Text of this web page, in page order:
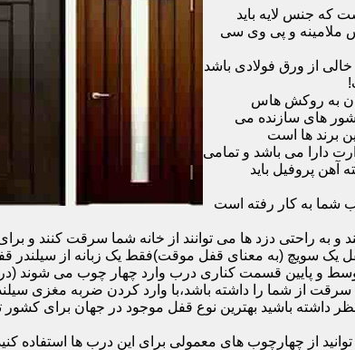
که جنس لایه باید
ملامینه و پی وی سی
از ورق فولادی باشد
به روکش هاس
کشور های سازنده می
برند ها است
دارا می باشد و تمامی
پروفیل باید
شما به کار رفته است
راحتی دزد ها می توانند از خانه شما سرقت کنند و
به این طریق کار می کند که با قفل یک سویچ (به معنای قفل موقت)فقط یک
از شما را داشته باشد،با وارد کردن ضربه مغزی
نظر داشته باشید بهترین نوع قفل موجود در جهان برای
چهارچوب های معمولی برای این درب ها استفاده کنید